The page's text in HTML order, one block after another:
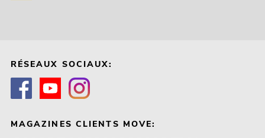
RÉSEAUX SOCIAUX:
MAGAZINES CLIENTS MOVE: